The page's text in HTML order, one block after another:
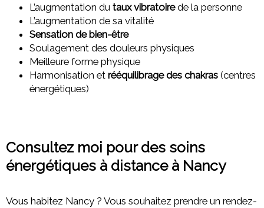
L’augmentation du taux vibratoirede la personne
L’augmentation de sa vitalité
Sensation de bien-être
Soulagement des douleurs physiques
Meilleure forme physique
Harmonisation et rééquilibrage des chakras (centres
énergétiques)
Consultez moi pour des soins
énergétiques à distance à Nancy
Vous habitez Nancy ? Vous souhaitez prendre un rendez-